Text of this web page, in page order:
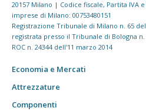
20157 Milano | Codice fiscale, Partita IVA
imprese di Milano: 00753480151
Registrazione Tribunale di Milano n. 65
registrata presso il Tribunale di Bologna n.
ROC n. 24344 dell'11 marzo 2014
Economia e Mercati
Attrezzature
Componenti